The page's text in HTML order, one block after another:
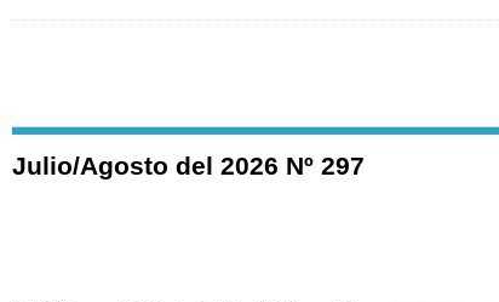
Julio/Agosto del 2026 Nº 297